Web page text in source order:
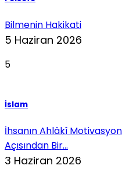
Bilmenin Hakikati
5 Haziran 2026
5
İslam
İhsanın Ahlâkî
Açısından Bir...
3 Haziran 2026